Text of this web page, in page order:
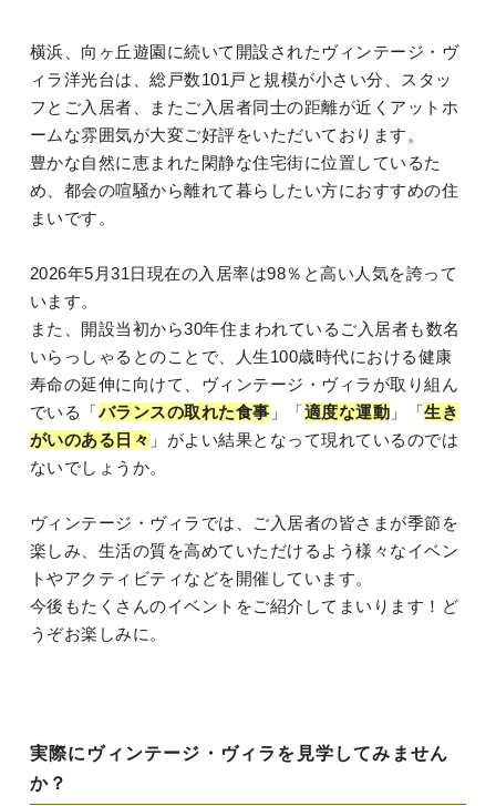
横浜、向ヶ丘遊園に続いて開設されたヴィンテージ・ヴ
ィラ洋光台は、総戸数101戸と規模が小さい分、スタッ
フとご入居者、またご入居者同士の距離が近くアットホ
ームな雰囲気が大変ご好評をいただいております。
豊かな自然に恵まれた閑静な住宅街に位置しているた
め、都会の喧騒から離れて暮らしたい方におすすめの住
まいです。
2026年5月31日現在の入居率は98％と高い人気を誇って
います。
また、開設当初から30年住まわれているご入居者も数名
いらっしゃるとのことで、人生100歳時代における健康
寿命の延伸に向けて、ヴィンテージ・ヴィラが取り組ん
でいる「バランスの取れた食事 」「適度な運動 」「生き
がいのある日々 」がよい結果となって現れているのでは
ないでしょうか。
ヴィンテージ・ヴィラでは、ご入居者の皆さまが季節を
楽しみ、生活の質を高めていただけるよう様々なイベン
トやアクティビティなどを開催しています。
今後もたくさんのイベントをご紹介してまいります！ど
うぞお楽しみに。
実際にヴィンテージ・ヴィラを見学してみません
か？